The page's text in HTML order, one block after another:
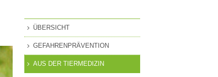
RÜCKFRAGEN WILDTIERE
FRAGEN ZUR
MITGLIEDSCHAFT
ÜBERSICHT
GEFAHRENPRÄVENTION
AUS DER TIERMEDIZIN